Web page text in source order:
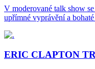
V moderované talk show
upřímné vyprávění a
ERIC CLAPTON